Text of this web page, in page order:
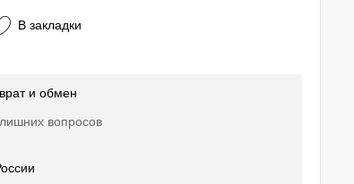
В закладки
и обмен
вопросов